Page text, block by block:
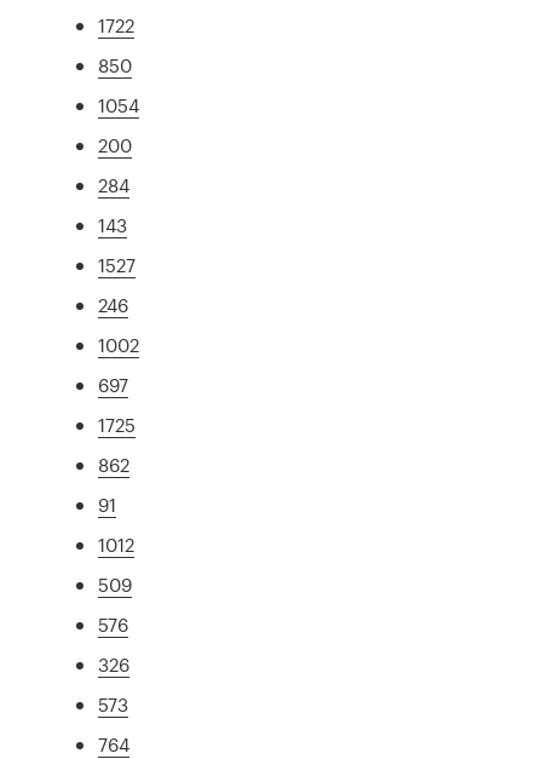
1722
850
1054
200
284
143
1527
246
1002
697
1725
862
91
1012
509
576
326
573
764